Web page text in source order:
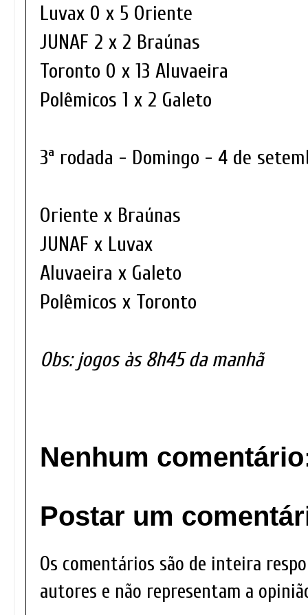
Luvax 0 x 5 Oriente
JUNAF 2 x 2 Braúnas
Toronto 0 x 13 Aluvaeira
Polêmicos 1 x 2 Galeto
3ª rodada - Domingo - 4 de
Oriente x Braúnas
JUNAF x Luvax
Aluvaeira x Galeto
Polêmicos x Toronto
Obs: jogos às 8h45 da manhã
Nenhum
Postar um
Os comentários são de inteira
autores e não representam a